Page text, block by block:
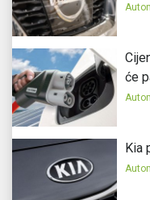
će
Kia